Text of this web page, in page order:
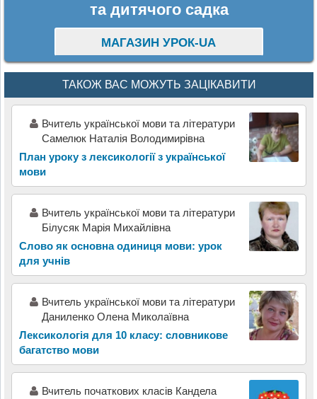
та дитячого садка
МАГАЗИН УРОК-UA
ТАКОЖ ВАС МОЖУТЬ ЗАЦІКАВИТИ
Вчитель української мови та літератури
Самелюк Наталія Володимирівна
План уроку з лексикології з української
мови
Вчитель української мови та літератури
Білусяк Марія Михайлівна
Слово як основна одиниця мови: урок
для учнів
Вчитель української мови та літератури
Даниленко Олена Миколаївна
Лексикологія для 10 класу: словникове
багатство мови
Вчитель початкових класів Кандела